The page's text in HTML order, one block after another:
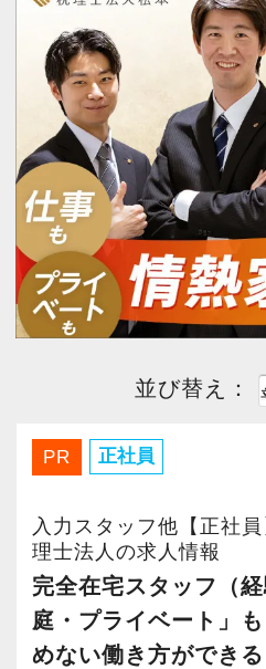
お問い合
今すぐ
PC版サ
採用ご担
並び替え：
PR 正社員
入力スタッフ他【正社
理士法人の求人情報
完全在宅スタッフ（
庭・プライベート」
めない働き方ができ